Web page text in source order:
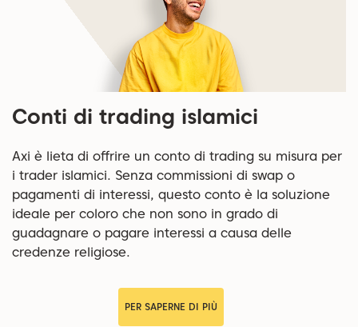
Conti di trading islamici
Axi è lieta di offrire un conto di trading su misura per
i trader islamici. Senza commissioni di swap o
pagamenti di interessi, questo conto è la soluzione
ideale per coloro che non sono in grado di
guadagnare o pagare interessi a causa delle
credenze religiose.
PER SAPERNE DI PIÙ